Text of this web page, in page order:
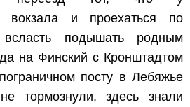
вокзала и проехаться по
всласть подышать родным
на Финский с Кронштадтом
посту в Лебяжье
тормознули, здесь знали